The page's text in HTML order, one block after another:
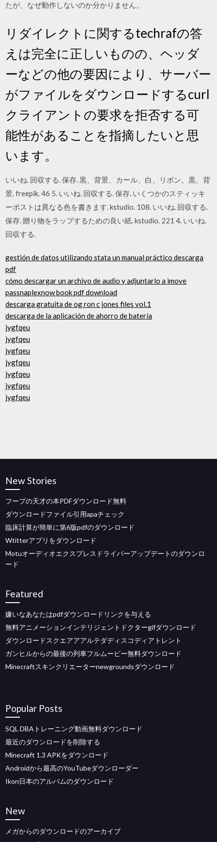
たが、なぜ動作しないのか分かりません。
リダイレクトに関するtechrafの答
えは完全に正しいものの、ヘッダ
ーなどの他の要因により、サーバー
がファイルをダウンロードするcurl
クライアントの要求を拒否する可
能性があることを指摘したいと思
います。
いいね. 回収する. 保存. 黒、背景、カール、白、リボン、黒、背
景. freepik. 46 5. いいね. 回収する. 保存. いくつかのスティッキ
ーポストは異なる色を書きます. kstudio. 108. いいね. 回収する.
保存. 贈り物をラップするための良い紙. kstudio. 221 4. いいね.
回収する.
gestión de datos utilizando stata un manual práctico descarga
pdf
cómo descargar un archivo de audio y adjuntarlo a imove
passnaplexnow book pdf download
descarga gratuita de og ron c jones files vol.1
descarga de la aplicación de ahorro de batería
jygfqeu
jygfqeu
jygfqeu
jygfqeu
jygfqeu
jygfqeu
jygfqeu
New Stories
フープの天才の本PDFダウンロード無料
ダウンロードファイル引用apaチェック
臨床計算が簡単に第6版pdfのダウンロード
Wtitterアプリをダウンロード
Motuオーディオエクスプレスドライバーアップデートのダウンロ
ード
Featured
嫌いなあなたはpdfダウンロードリンクを与える
無料アニメーションインテリジェントドクターgifダウンロード
ダウンロードスクエアアアルテダディスコディアトレント
ガンヒルからの最後の列車フルムービー無料ダウンロード
Minecraftスキンクリエーターnewgroundsダウンロード
Popular Posts
SQL DBAトレーニング動画無料ダウンロード
最近のダウンロードを削除する
Minecraft 1.3 APKをダウンロード
Androidから最高のYouTubeダウンローダー
Ikon日本のアルバムのダウンロード
New
メガからのダウンロードのアーカイブ